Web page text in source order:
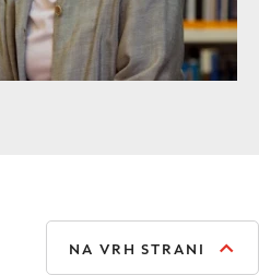
NA VRH STRANI